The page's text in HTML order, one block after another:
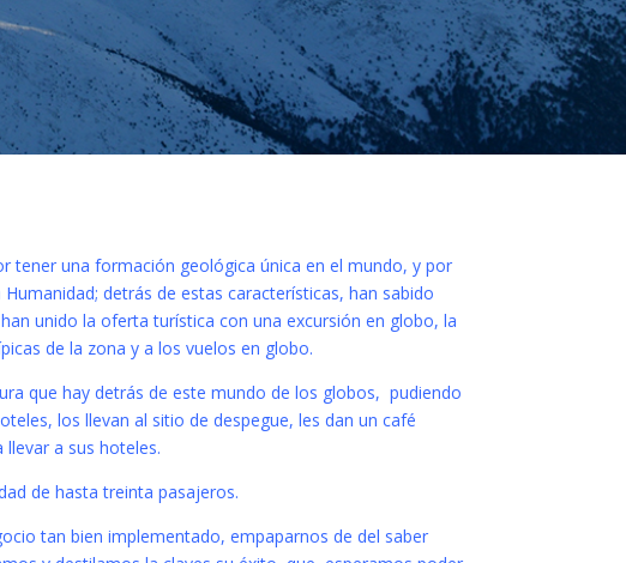
tener una formación geológica única en el mundo, y por
detrás de estas características, han sabido
unido la oferta turística con una excursión en globo, la
de la zona y a los vuelos en globo.
que hay detrás de este mundo de los globos, pudiendo
los llevan al sitio de despegue, les dan un café
a sus hoteles.
de hasta treinta pasajeros.
tan bien implementado, empaparnos de del saber